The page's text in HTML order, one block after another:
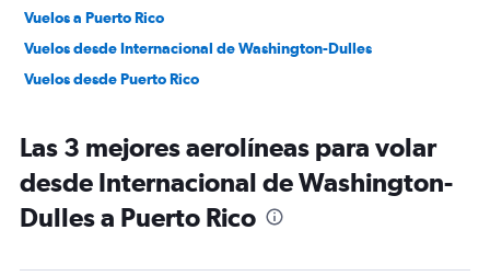
Vuelos a Puerto Rico
Vuelos desde Internacional de Washington-Dulles
Vuelos desde Puerto Rico
Las 3 mejores aerolíneas para volar
desde Internacional de Washington-
Dulles a Puerto Rico